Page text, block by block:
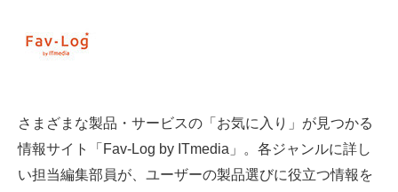
さまざまな製品・サービスの「お気に入り」が見つかる
情報サイト「Fav-Log by ITmedia」。各ジャンルに詳し
い担当編集部員が、ユーザーの製品選びに役立つ情報を